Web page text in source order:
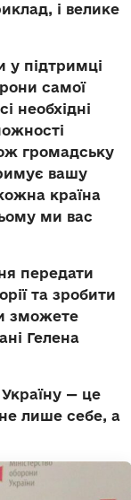
і велике
у підтримці
самої
необхідні
громадську
вашу
країна
ми вас
передати
та зробити
зможете
Гелена
— це
лише себе, а